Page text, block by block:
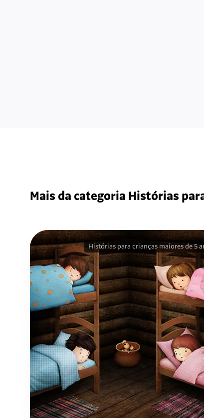
Mais da categoria Histórias
Histórias para crianças maiores de 5